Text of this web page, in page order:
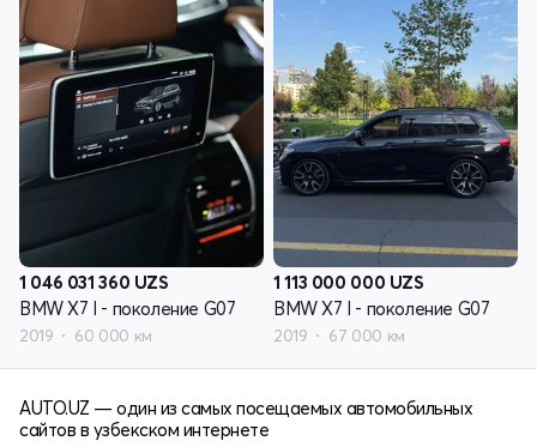
1 046 031 360 UZS
BMW X7 I - поколение G07
2019 60 000 км
1 113 000 000 UZS
BMW X7 I - поколение G07
2019 67 000 км
AUTO.UZ — один из самых посещаемых автомобильных
сайтов в узбекском интернете